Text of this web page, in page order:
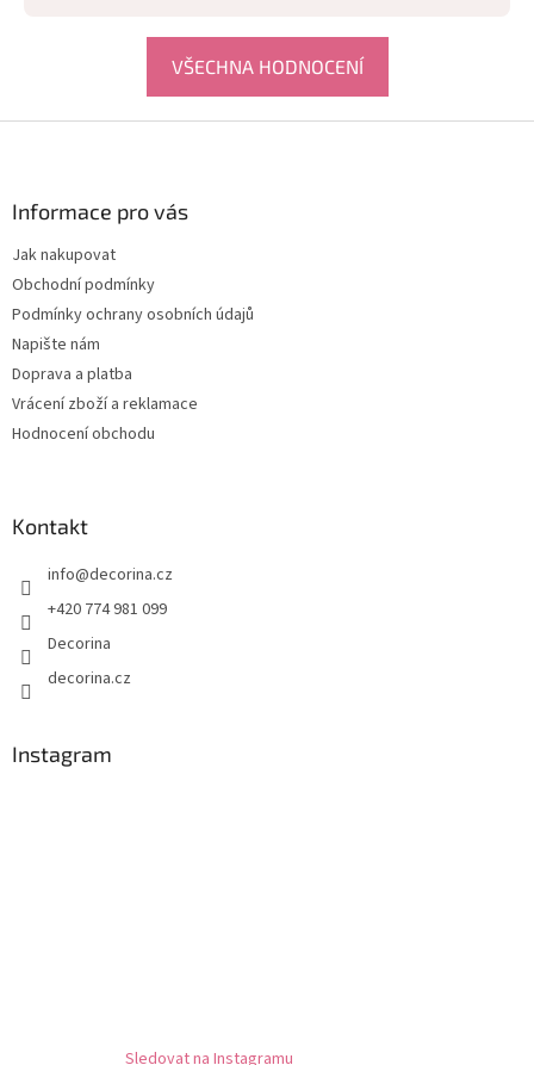
VŠECHNA HODNOCENÍ
Informace pro vás
Jak nakupovat
Obchodní podmínky
Podmínky ochrany osobních údajů
Napište nám
Doprava a platba
Vrácení zboží a reklamace
Hodnocení obchodu
Kontakt
info@decorina.cz
+420 774 981 099
Decorina
decorina.cz
Instagram
Sledovat na Instagramu